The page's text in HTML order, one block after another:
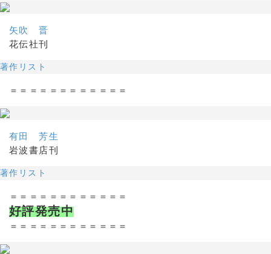
矢吹 晋
花伝社刊
著作リスト
＝＝＝＝＝＝＝＝＝＝＝＝
有田 芳生
岩波書店刊
著作リスト
＝＝＝＝＝＝＝＝＝＝＝＝
好評発売中
＝＝＝＝＝＝＝＝＝＝＝＝